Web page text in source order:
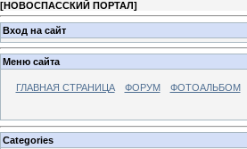
[НОВОСПАССКИЙ ПОРТАЛ]
Вход на сайт
Меню сайта
ГЛАВНАЯ СТРАНИЦА ФОРУМ ФОТОАЛЬБОМ
Categories